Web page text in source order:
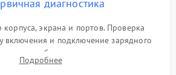
диагностика
экрана и портов. Проверка
включения и подключение зарядного
потребления тока с помощью
питания для локализации проблемы.
Подробнее